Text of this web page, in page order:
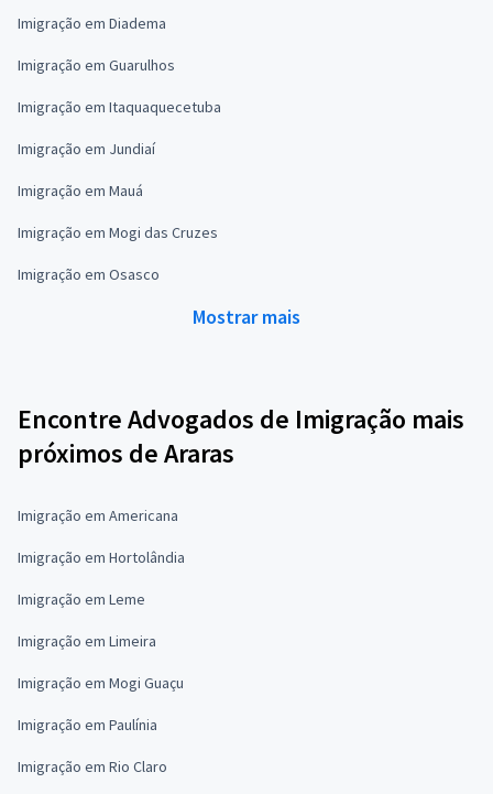
Imigração em Diadema
Imigração em Guarulhos
Imigração em Itaquaquecetuba
Imigração em Jundiaí
Imigração em Mauá
Imigração em Mogi das Cruzes
Imigração em Osasco
Mostrar mais
Encontre Advogados de Imigração mais
próximos de Araras
Imigração em Americana
Imigração em Hortolândia
Imigração em Leme
Imigração em Limeira
Imigração em Mogi Guaçu
Imigração em Paulínia
Imigração em Rio Claro